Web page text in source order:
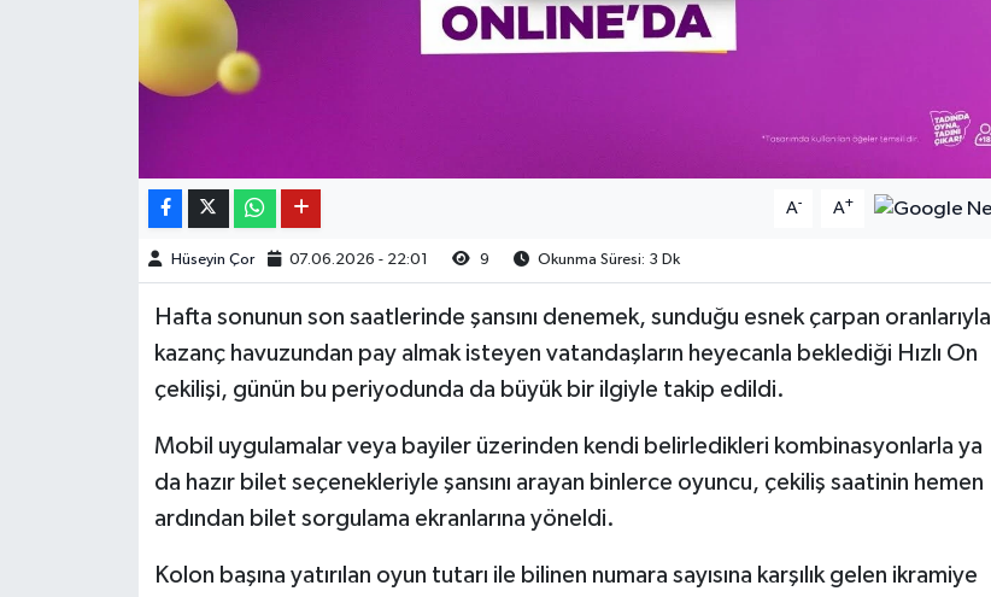
A- A+
Hüseyin Çor 07.06.2026 - 22:01 9 Okunma Süresi: 3 Dk
Hafta sonunun son saatlerinde şansını denemek, sunduğu esnek çarpan oranlarıyla
kazanç havuzundan pay almak isteyen vatandaşların heyecanla beklediği Hızlı On
çekilişi, günün bu periyodunda da büyük bir ilgiyle takip edildi.
Mobil uygulamalar veya bayiler üzerinden kendi belirledikleri kombinasyonlarla ya
da hazır bilet seçenekleriyle şansını arayan binlerce oyuncu, çekiliş saatinin hemen
ardından bilet sorgulama ekranlarına yöneldi.
Kolon başına yatırılan oyun tutarı ile bilinen numara sayısına karşılık gelen ikramiye